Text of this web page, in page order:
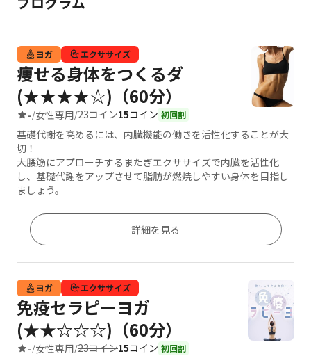
ヨガ エクササイズ
痩せる身体をつくるダ
(★★★★☆)（60分）
-/女性専用/23コイン15コイン 初回割
基礎代謝を高めるには、内臓機能の働きを活性化することが大
切！
大腰筋にアプローチするまたぎエクササイズで内臓を活性化
し、基礎代謝をアップさせて脂肪が燃焼しやすい身体を目指し
ましょう。
詳細を見る
ヨガ エクササイズ
免疫セラピーヨガ
(★★☆☆☆)（60分）
-/女性専用/23コイン15コイン 初回割